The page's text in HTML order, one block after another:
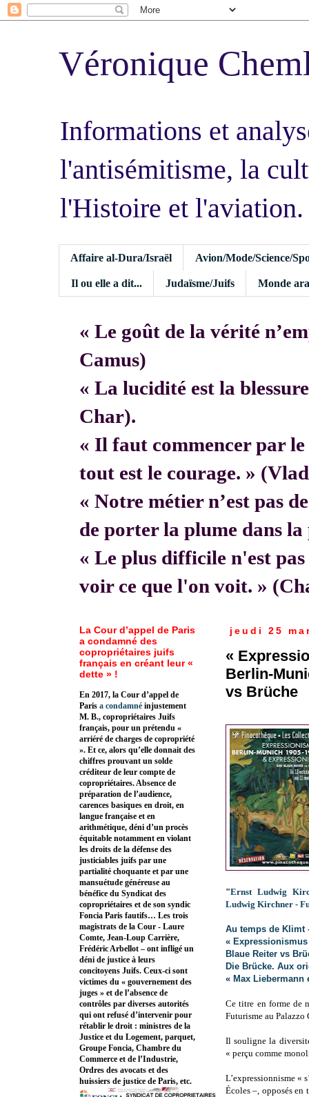
Véronique
Informations et
l'antisémitisme, la
l'Histoire et l'aviation.
Affaire al-Dura/Israël Avion/Mode/Science/
Il ou elle a dit... Judaïsme/Juifs Monde
« Le goût de la vérité
Camus)
« La lucidité est la
Char).
« Il faut commencer par le
tout est le courage. »
« Notre métier n’est pas
de porter la plume dans
« Le plus difficile n'est
voir ce que l'on voit. »
jeudi 25
«
Berlin-
vs Brüche
"Ernst Ludwig
Ludwig Kirchner -
Au temps de Klimt
«
Blaue Reiter vs
Die Brücke. Aux
« Max Liebermann
Ce titre en forme de
Futurisme au Palazzo
Il souligne la
« perçu comme
L’expressionnisme «
Écoles –, opposés
La Cour d’appel de Paris
a condamné des
copropriétaires juifs
français en créant leur «
dette » !
En 2017, la Cour d’appel de
Paris a condamné injustement
M. B., copropriétaires Juifs
français, pour un prétendu «
arriéré de charges de copropriété
». Et ce, alors qu’elle donnait des
chiffres prouvant un solde
créditeur de leur compte de
copropriétaires. Absence de
préparation de l’audience,
carences basiques en droit, en
langue française et en
arithmétique, déni d’un procès
équitable notamment en violant
les droits de la défense des
justiciables juifs par une
partialité choquante et par une
mansuétude généreuse au
bénéfice du Syndicat des
copropriétaires et de son syndic
Foncia Paris fautifs… Les trois
magistrats de la Cour - Laure
Comte, Jean-Loup Carrière,
Frédéric Arbellot – ont infligé un
déni de justice à leurs
concitoyens Juifs. Ceux-ci sont
victimes du « gouvernement des
juges » et de l’absence de
contrôles par diverses autorités
qui ont refusé d’intervenir pour
rétablir le droit : ministres de la
Justice et du Logement, parquet,
Groupe Foncia, Chambre du
Commerce et de l’Industrie,
Ordres des avocats et des
huissiers de justice de Paris, etc.